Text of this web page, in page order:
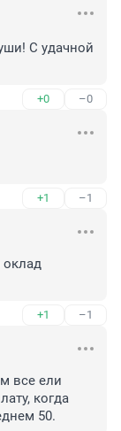
С удачной
+0 –0
+1 –1
оклад
+1 –1
все ели
когда
50.